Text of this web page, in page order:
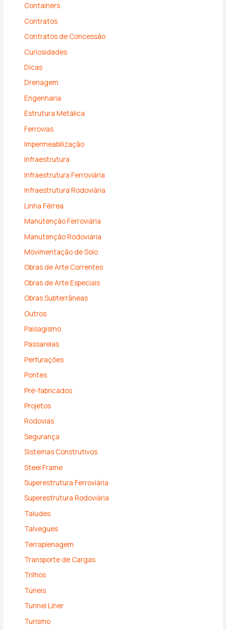
Containers
Contratos
Contratos de Concessão
Curiosidades
Dicas
Drenagem
Engenharia
Estrutura Metálica
Ferrovias
Impermeabilização
Infraestrutura
Infraestrutura Ferroviária
Infraestrutura Rodoviária
Linha Férrea
Manutenção Ferroviária
Manutenção Rodoviária
Movimentação de Solo
Obras de Arte Correntes
Obras de Arte Especiais
Obras Subterrâneas
Outros
Paisagismo
Passarelas
Perfurações
Pontes
Pré-fabricados
Projetos
Rodovias
Segurança
Sistemas Construtivos
Steel Frame
Superestrutura Ferroviária
Superestrutura Rodoviária
Taludes
Talvegues
Terraplenagem
Transporte de Cargas
Trilhos
Túneis
Tunnel Liner
Turismo